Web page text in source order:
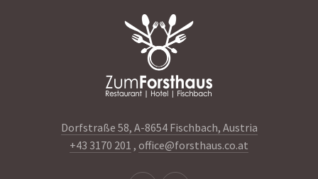
Dorfstraße 58, A-8654 Fischbach, Austria
+43 3170 201 , office@forsthaus.co.at